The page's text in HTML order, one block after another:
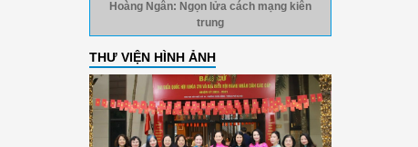
Hoàng Ngân: Ngọn lửa cách mạng kiên
trung
THƯ VIỆN HÌNH ẢNH